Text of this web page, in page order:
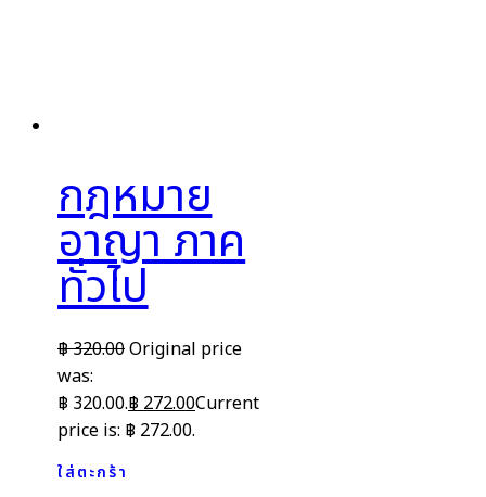
กฎหมาย
อาญา ภาค
ทั่วไป
฿320.00Original price
was:
฿ 320.00.฿272.00Current
price is: ฿ 272.00.
ใส่ตะกร้า